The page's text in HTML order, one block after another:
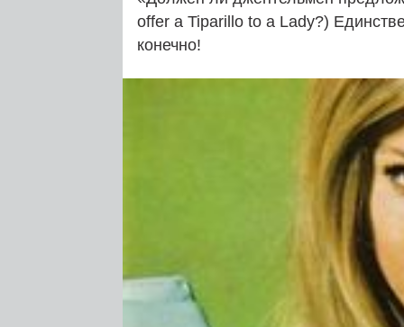
offer a Tiparillo to a Lady?)
конечно!